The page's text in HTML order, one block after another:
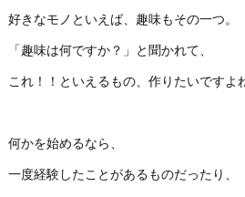
好きなモノといえば、趣味もその一つ。
「趣味は何ですか？」と聞かれて、
これ！！といえるもの、作りたいですよ
何かを始めるなら、
一度経験したことがあるものだったり、